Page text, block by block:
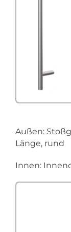
Außen:
Länge, rund
Innen: